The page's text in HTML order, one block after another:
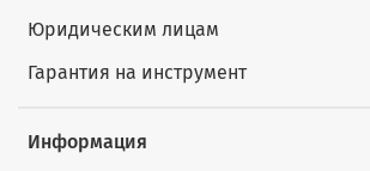
Юридическим лицам
Гарантия на инструмент
Информация